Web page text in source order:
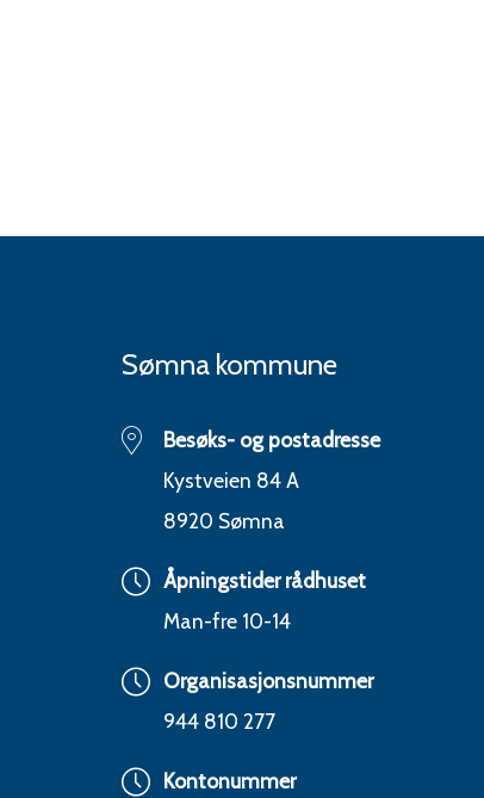
Sømna kommune
Besøks- og postadresse
Kystveien 84 A
8920 Sømna
Åpningstider rådhuset
Man-fre 10-14
Organisasjonsnummer
944 810 277
Kontonummer